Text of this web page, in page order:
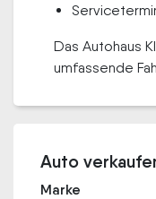
Das Autohaus
umfassende
Auto
Marke